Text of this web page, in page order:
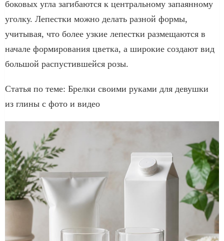
боковых угла загибаются к центральному запаянному
уголку. Лепестки можно делать разной формы,
учитывая, что более узкие лепестки размещаются в
начале формирования цветка, а широкие создают вид
большой распустившейся розы.
Статья по теме: Брелки своими руками для девушки
из глины с фото и видео